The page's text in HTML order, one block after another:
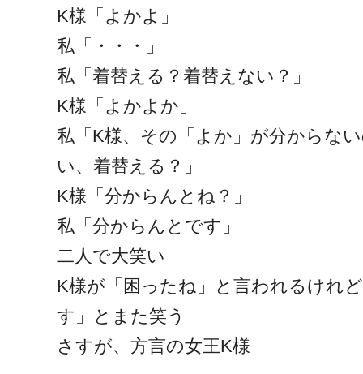
K様「よかよ」
私「・・・」
私「着替える？着替えない？」
K様「よかよか」
私「K様、その「よか」が分からな
い、着替える？」
K様「分からんとね？」
私「分からんとです」
二人で大笑い
K様が「困ったね」と言われるけれ
す」とまた笑う
さすが、方言の女王K様